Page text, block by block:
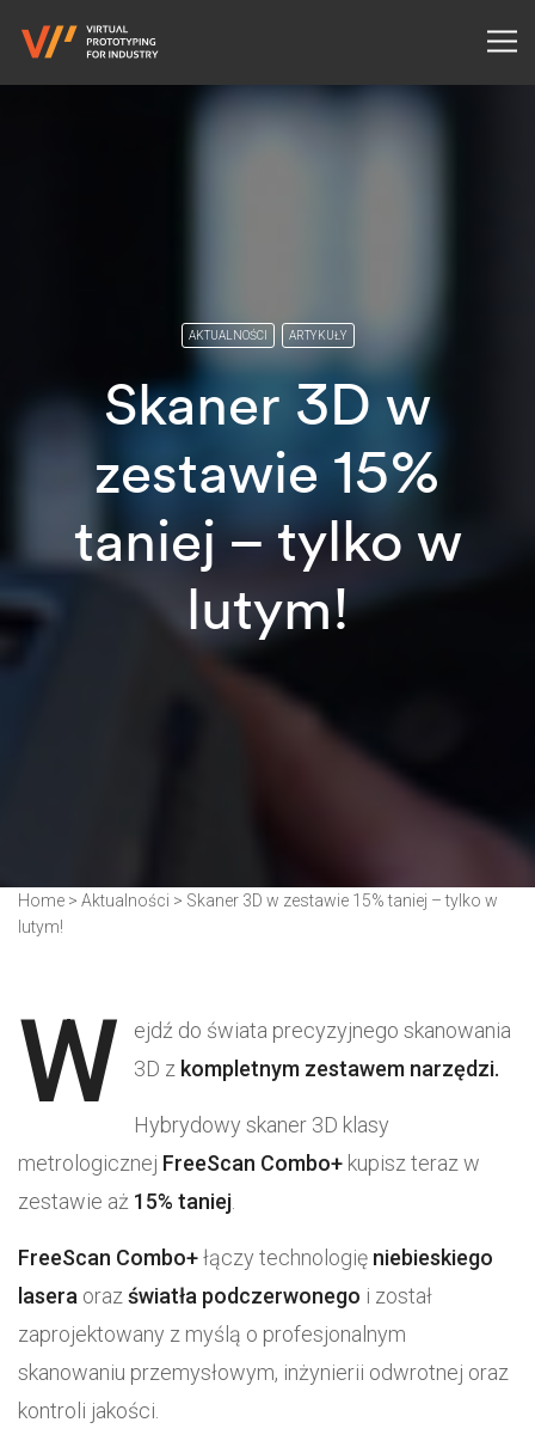
AKTUALNOŚCI ARTYKUŁY
Skaner 3D w
zestawie 15%
taniej – tylko w
lutym!
Home > Aktualności > Skaner 3D w zestawie 15% taniej – tylko w
lutym!
W
ejdź do świata precyzyjnego skanowania
3D z kompletnym zestawem narzędzi.
Hybrydowy skaner 3D klasy
metrologicznej FreeScan Combo+ kupisz teraz w
zestawie aż 15% taniej
FreeScan Combo+łączy technologię niebieskiego
lasera oraz światła podczerwonego i został
zaprojektowany z myślą o profesjonalnym
skanowaniu przemysłowym, inżynierii odwrotnej oraz
kontroli jakości.